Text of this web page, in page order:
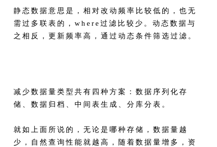
静态数据意思是，相对改动频率比较低的，也无
需过多联表的，where过滤比较少。动态数据与
之相反，更新频率高，通过动态条件筛选过滤。
减少数据量类型共有四种方案：数据序列化存
储、数据归档、中间表生成、分库分表。
就如上面所说的，无论是哪种存储，数据量越
少，自然查询性能就越高，随着数据量增多，资